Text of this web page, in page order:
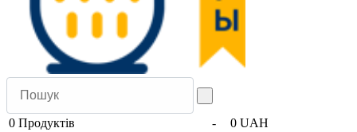
0 Продуктів -
0 UAH